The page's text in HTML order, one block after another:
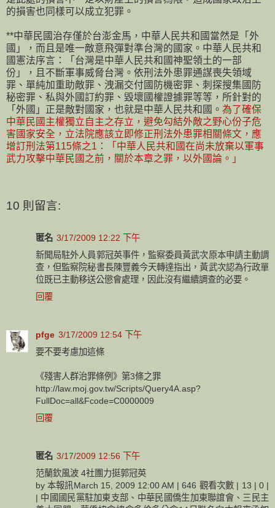
的損害也同樣可以成立犯罪。
**中華民國治存僅於台澎金馬，中華人民共和國當然是「外
國」，而且是唯一敵意飛彈對準台灣的國家。中華人民共和
國憲法序言：「台灣是中華人民共和國神聖領土的一部
份」，且不斷軍事威脅台灣。依刑法外患罪通謀喪失領域
罪、單純加重助敵罪、洩漏交付國防機密罪、刺探搜集國防
秘密罪、私與外國訂約罪、毀壞國權證據罪等等，所針對的
「外國」正是敵對國家，也就是中華人民共和國。 為了確保
中華民國主權獨立自主之存立，避免勾結外敵之野心份子危
害國家安全，立法院應該立即修正刑法外患罪相關條文，應
增訂刑法第115條之1：「中華人民共和國在尚未放棄以軍事
武力攻擊中華民國之前，關於本章之罪，以外國論。」
10 則留言:
匿名 3/17/2009 12:22 下午
新聞局駐外人員郭冠英事件，監察委員黃武次原本申請主動調
查，但監察院秘書長陳豐義今天轉達指出，黃武次認為行政單
位既已主動移送公懲會處理，因此沒有繼續調查的必要。
回覆
pfge 3/17/2009 12:54 下午
要不要考慮加這條
《殘害人群治罪條例》第3條之罪
http://law.moj.gov.tw/Scripts/Query4A.asp?
FullDoc=all&Fcode=C0000009
回覆
匿名 3/17/2009 12:56 下午
范蘭欽風波 4社團力挺郭冠英
by 本報訊March 15, 2009 12:00 AM | 646 觀看次數 | 13 | 0 |
| 中國國民黨駐加東支部、中華民國僑生加東聯誼會、三民主